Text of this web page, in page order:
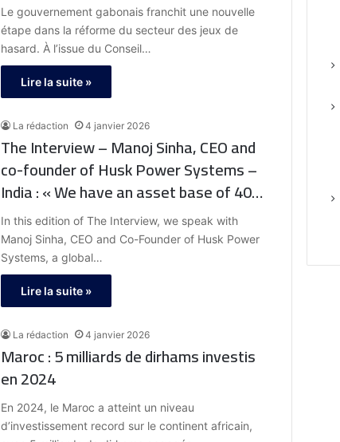
Le gouvernement gabonais franchit une nouvelle
étape dans la réforme du secteur des jeux de
hasard. À l’issue du Conseil…
Lire la suite »
La rédaction 4 janvier 2026
The Interview – Manoj Sinha, CEO and
co-founder of Husk Power Systems –
India : « We have an asset base of 400
mini grids in India and Africa making us
the largest mini grid fleet operator in
the world »
In this edition of The Interview, we speak with
Manoj Sinha, CEO and Co-Founder of Husk Power
Systems, a global…
Lire la suite »
La rédaction 4 janvier 2026
Maroc : 5 milliards de dirhams investis
en 2024
En 2024, le Maroc a atteint un niveau
d’investissement record sur le continent africain,